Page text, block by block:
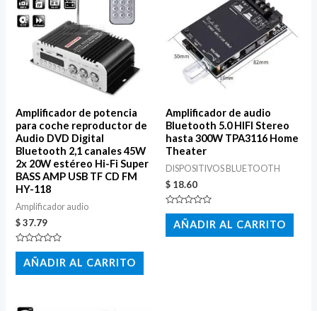
Amplificador de potencia
para coche reproductor de
Audio DVD Digital
Bluetooth 2,1 canales 45W
2x 20W estéreo Hi-Fi Super
BASS AMP USB TF CD FM
HY-118
Amplificador audio
$37.79
Valorado
con
de
AÑADIR AL CARRITO
Amplificador de audio
Bluetooth 5.0 HIFI Stereo
hasta 300W TPA3116 Home
Theater
DISPOSITIVOS BLUETOOTH
$ 18.60
Valorado
con
de
AÑADIR AL CARRITO